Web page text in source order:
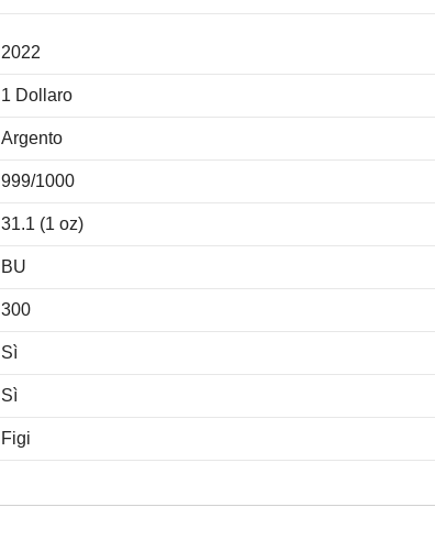
2022
1 Dollaro
Argento
999/1000
31.1 (1 oz)
BU
300
Sì
Sì
Figi